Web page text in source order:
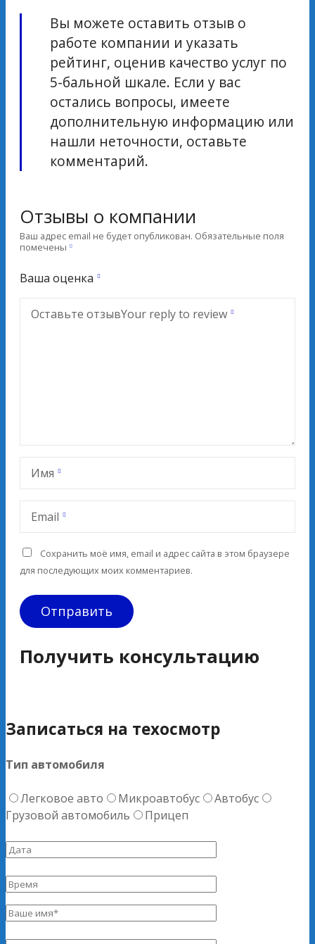
Вы можете оставить отзыв о
работе компании и указать
рейтинг, оценив качество услуг по
5-бальной шкале. Если у вас
остались вопросы, имеете
дополнительную информацию или
нашли неточности, оставьте
комментарий.
Отзывы о компании
Ваш адрес email не будет опубликован. Обязательные поля
помечены
Ваша оценка
Оставьте отзывYour reply to review
Имя
Email
Сохранить моё имя, email и адрес сайта в этом браузере
для последующих моих комментариев.
Получить консультацию
Записаться на техосмотр
Тип автомобиля
Легковое авто Микроавтобус
Автобус
Грузовой автомобиль
Прицеп